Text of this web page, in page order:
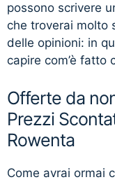
possono scrivere
che troverai molto
delle opinioni: in
capire com’è fatto
Offerte da
Prezzi
Rowenta
Come avrai ormai